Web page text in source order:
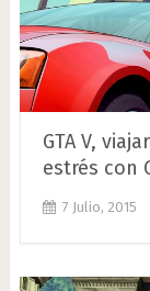
GTA V,
estrés con
7 Julio, 2015